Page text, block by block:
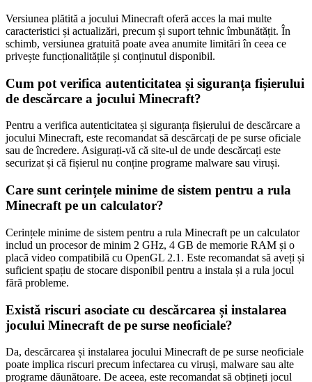
Versiunea plătită a jocului Minecraft oferă acces la mai multe
caracteristici și actualizări, precum și suport tehnic îmbunătățit. În
schimb, versiunea gratuită poate avea anumite limitări în ceea ce
privește funcționalitățile și conținutul disponibil.
Cum pot verifica autenticitatea și siguranța fișierului
de descărcare a jocului Minecraft?
Pentru a verifica autenticitatea și siguranța fișierului de descărcare a
jocului Minecraft, este recomandat să descărcați de pe surse oficiale
sau de încredere. Asigurați-vă că site-ul de unde descărcați este
securizat și că fișierul nu conține programe malware sau viruși.
Care sunt cerințele minime de sistem pentru a rula
Minecraft pe un calculator?
Cerințele minime de sistem pentru a rula Minecraft pe un calculator
includ un procesor de minim 2 GHz, 4 GB de memorie RAM și o
placă video compatibilă cu OpenGL 2.1. Este recomandat să aveți și
suficient spațiu de stocare disponibil pentru a instala și a rula jocul
fără probleme.
Există riscuri asociate cu descărcarea și instalarea
jocului Minecraft de pe surse neoficiale?
Da, descărcarea și instalarea jocului Minecraft de pe surse neoficiale
poate implica riscuri precum infectarea cu viruși, malware sau alte
programe dăunătoare. De aceea, este recomandat să obțineți jocul